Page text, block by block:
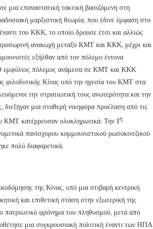
μια επαναστατική τακτική βασιζόμενη στη
μαρξιστική θεωρία, που έδινε έμφαση στο
του ΚΚΚ, το οποίο δρούσε έτσι και αλλιώς
ανακωχή μεταξύ ΚΜΤ και ΚΚΚ, μέχρι και
εξήλθαν από τον πόλεμο έντονα
Ο εμφύλιος πόλεμος ανάμεσα σε ΚΜΤ και ΚΚΚ
φιλοδυτικής Κίνας υπό την ηγεσία του ΚΜΤ στα
την στρατιωτική τους ανωτερότητα και την
μια σταθερή νικηφόρα προέλαση από τις
ΚΜΤ κατέρρευσαν ολοκληρωτικά. Την 1η
πανίσχυρου κομμουνιστικού ρωσοκινεζικού
πολύ διαφορετικά.
της Κίνας, υπό μια στιβαρή κεντρική
και επιθετική στάση στην εξωτερική της
πατριωτικό φρόνημα του πληθυσμού, μετά από
μια συγκρουσιακή πολιτική έναντι των ΗΠΑ